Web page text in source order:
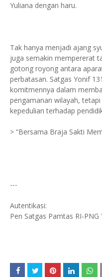
Yuliana dengan haru.
Tak hanya menjadi ajang
juga semakin mempererat
gotong royong antara
perbatasan. Satgas Yonif
komitmennya dalam
pengamanan wilayah,
kepedulian terhadap
> “Bersama Braja Sakti
---
Autentikasi:
Pen Satgas Pamtas RI-